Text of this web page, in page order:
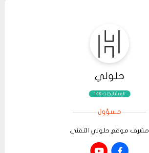
حلولي
المشاركات:149
مسؤول
مشرف موقع حلولي التقني